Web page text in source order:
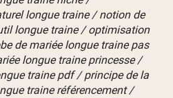
longue traine / notion de
longue traine / optimisation
de mariée longue traine pas
longue traine princesse /
traine pdf / principe de la
traine référencement /